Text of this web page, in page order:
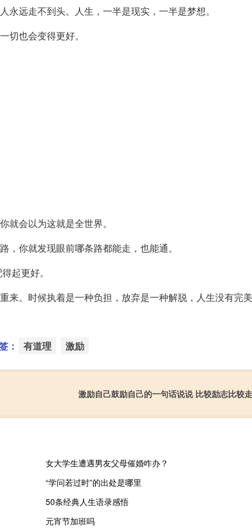
远走不到头。人生，一半是现实，一半是梦想。
切也会变得更好。
就会以为这就是全世界。
你就发现眼前哪条路都能走，也能通。
起更好。
来。时候执着是一种负担，放弃是一种解脱，人生没有完
： 有道理 激励
激励自己鼓励自己的一句话说说 比较励志比较
女大学生遭遇男友父母催婚咋办？
“学问若过时”的出处是哪里
50条经典人生语录感悟
元宵节加班吗